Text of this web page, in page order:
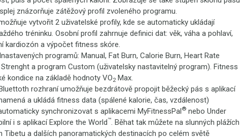
znázorňuje zátěžový profil zvoleného programu.
vytvořit 2 uživatelské profily, kde se automaticky ukládají
tréninku. Osobní profil zahrnuje definici dat: věk, váha a pohlaví,
kardiozón a výpočet fitness skóre.
programů: Manual, Fat Burn, Calorie Burn, Heart Rate
a program Custom (uživatelsky nastavitelný program). Fitness
kondice na základě hodnoty VO2 Max.
rozhraní umožňuje bezdrátově propojit běžecký pás s aplikací
a ukládá fitness data (spálené kalorie, čas, vzdálenost)
synchronizovat s aplikacemi MyFitnessPal® nebo Under
i s aplikací Explore the World™. Běhat tak můžete na slunných plážích
Tibetu a dalších panoramatických destinacích po celém světě